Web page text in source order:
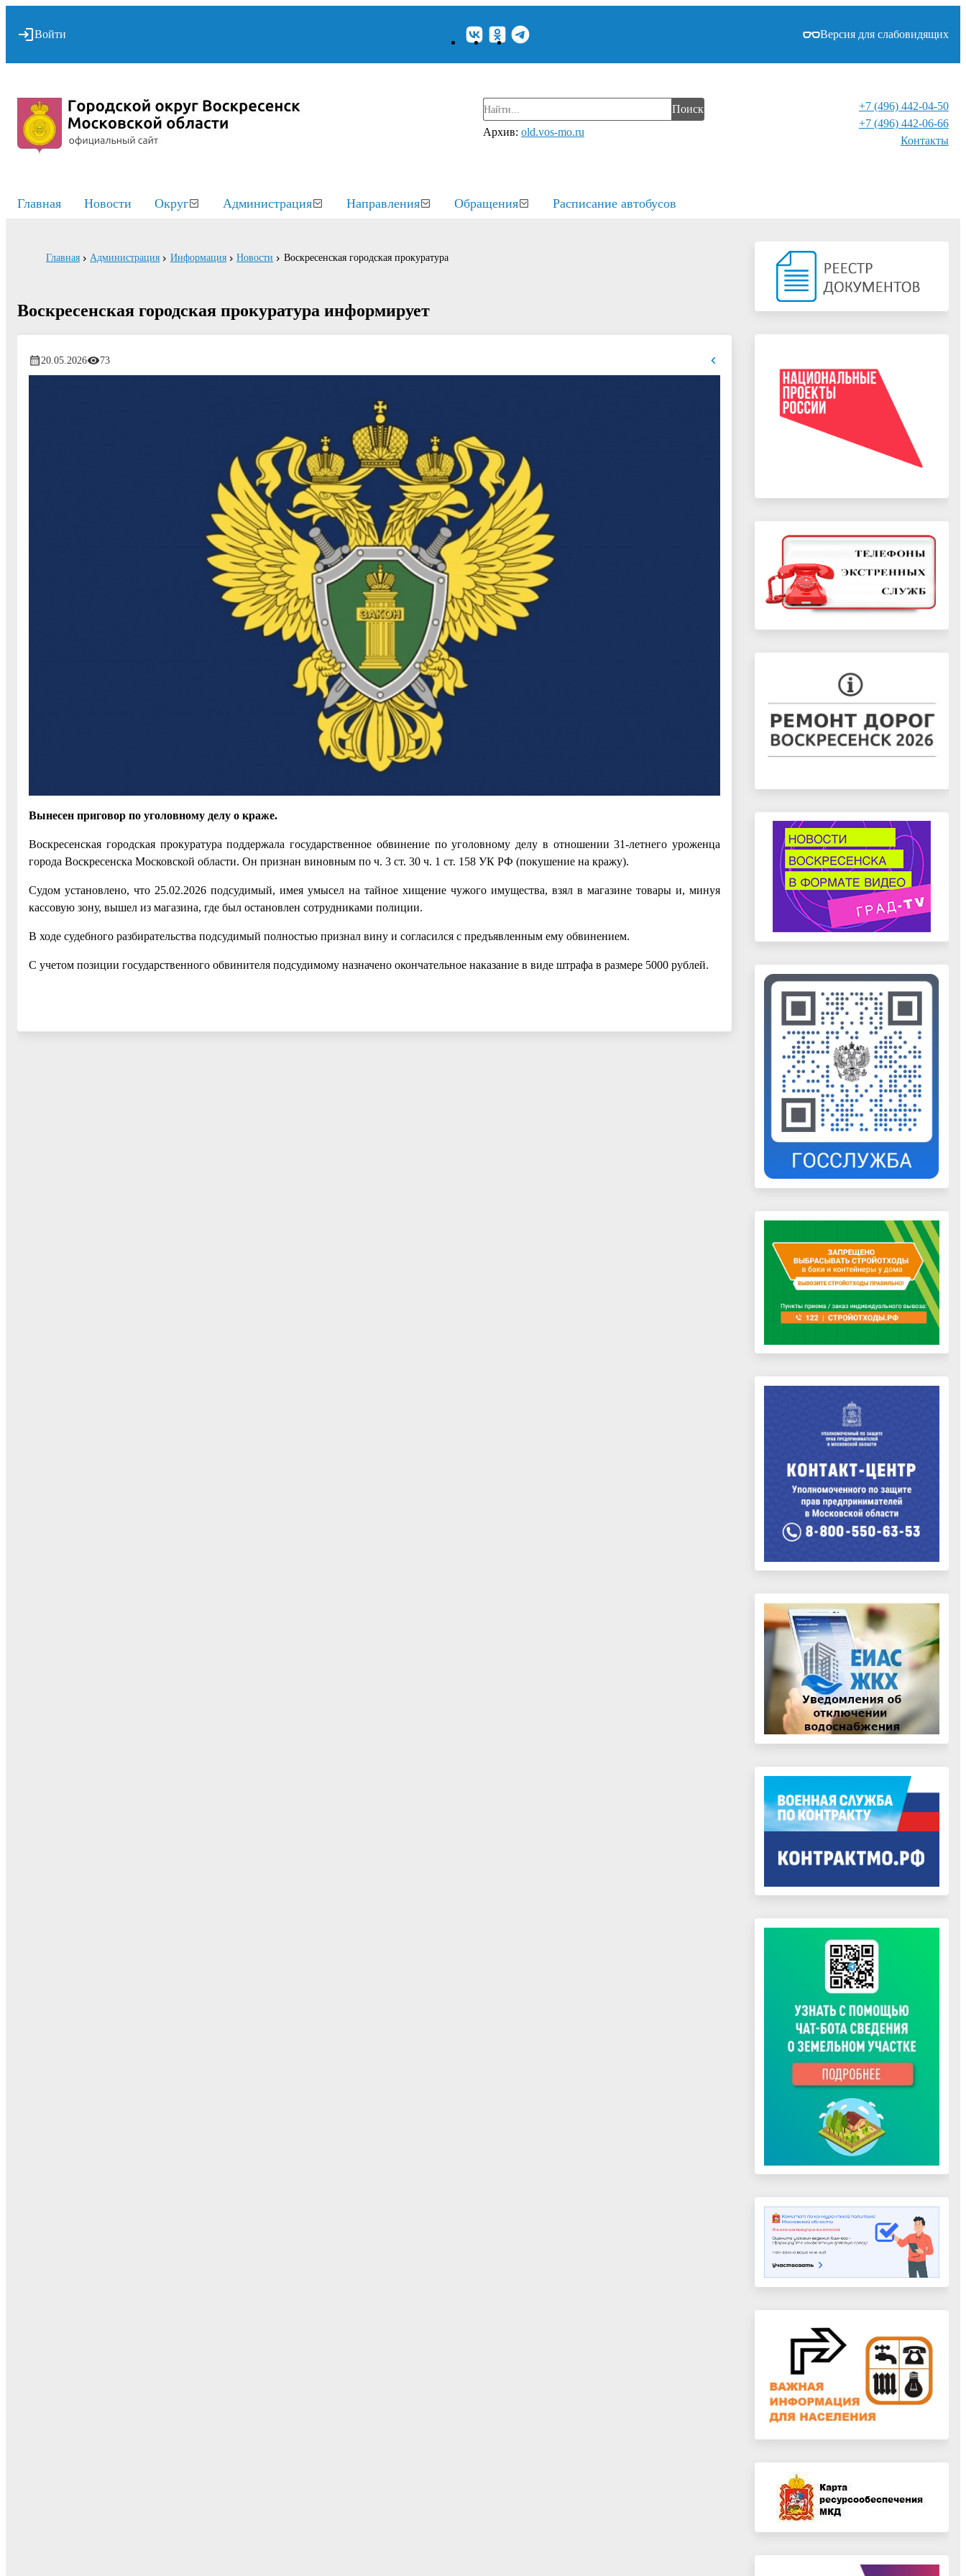
Войти Версия для слабовидящих
Поиск
Архив: old.vos-mo.ru
+7 (496) 442-04-50
+7 (496) 442-06-66
Контакты⁠
Главная Новости Округ Администрация Направления Обращения Расписание автобусов
Главная Администрация Информация Новости Воскресенская городская прокуратура
Воскресенская городская прокуратура информирует
20.05.2026 73
Вынесен приговор по уголовному делу о краже.
Воскресенская городская прокуратура поддержала государственное обвинение по уголовному делу в отношении 31-летнего уроженца
города Воскресенска Московской области. Он признан виновным по ч. 3 ст. 30 ч. 1 ст. 158 УК РФ (покушение на кражу).
Судом установлено, что 25.02.2026 подсудимый, имея умысел на тайное хищение чужого имущества, взял в магазине товары и, минуя
кассовую зону, вышел из магазина, где был остановлен сотрудниками полиции.
В ходе судебного разбирательства подсудимый полностью признал вину и согласился с предъявленным ему обвинением.
С учетом позиции государственного обвинителя подсудимому назначено окончательное наказание в виде штрафа в размере 5000 рублей.